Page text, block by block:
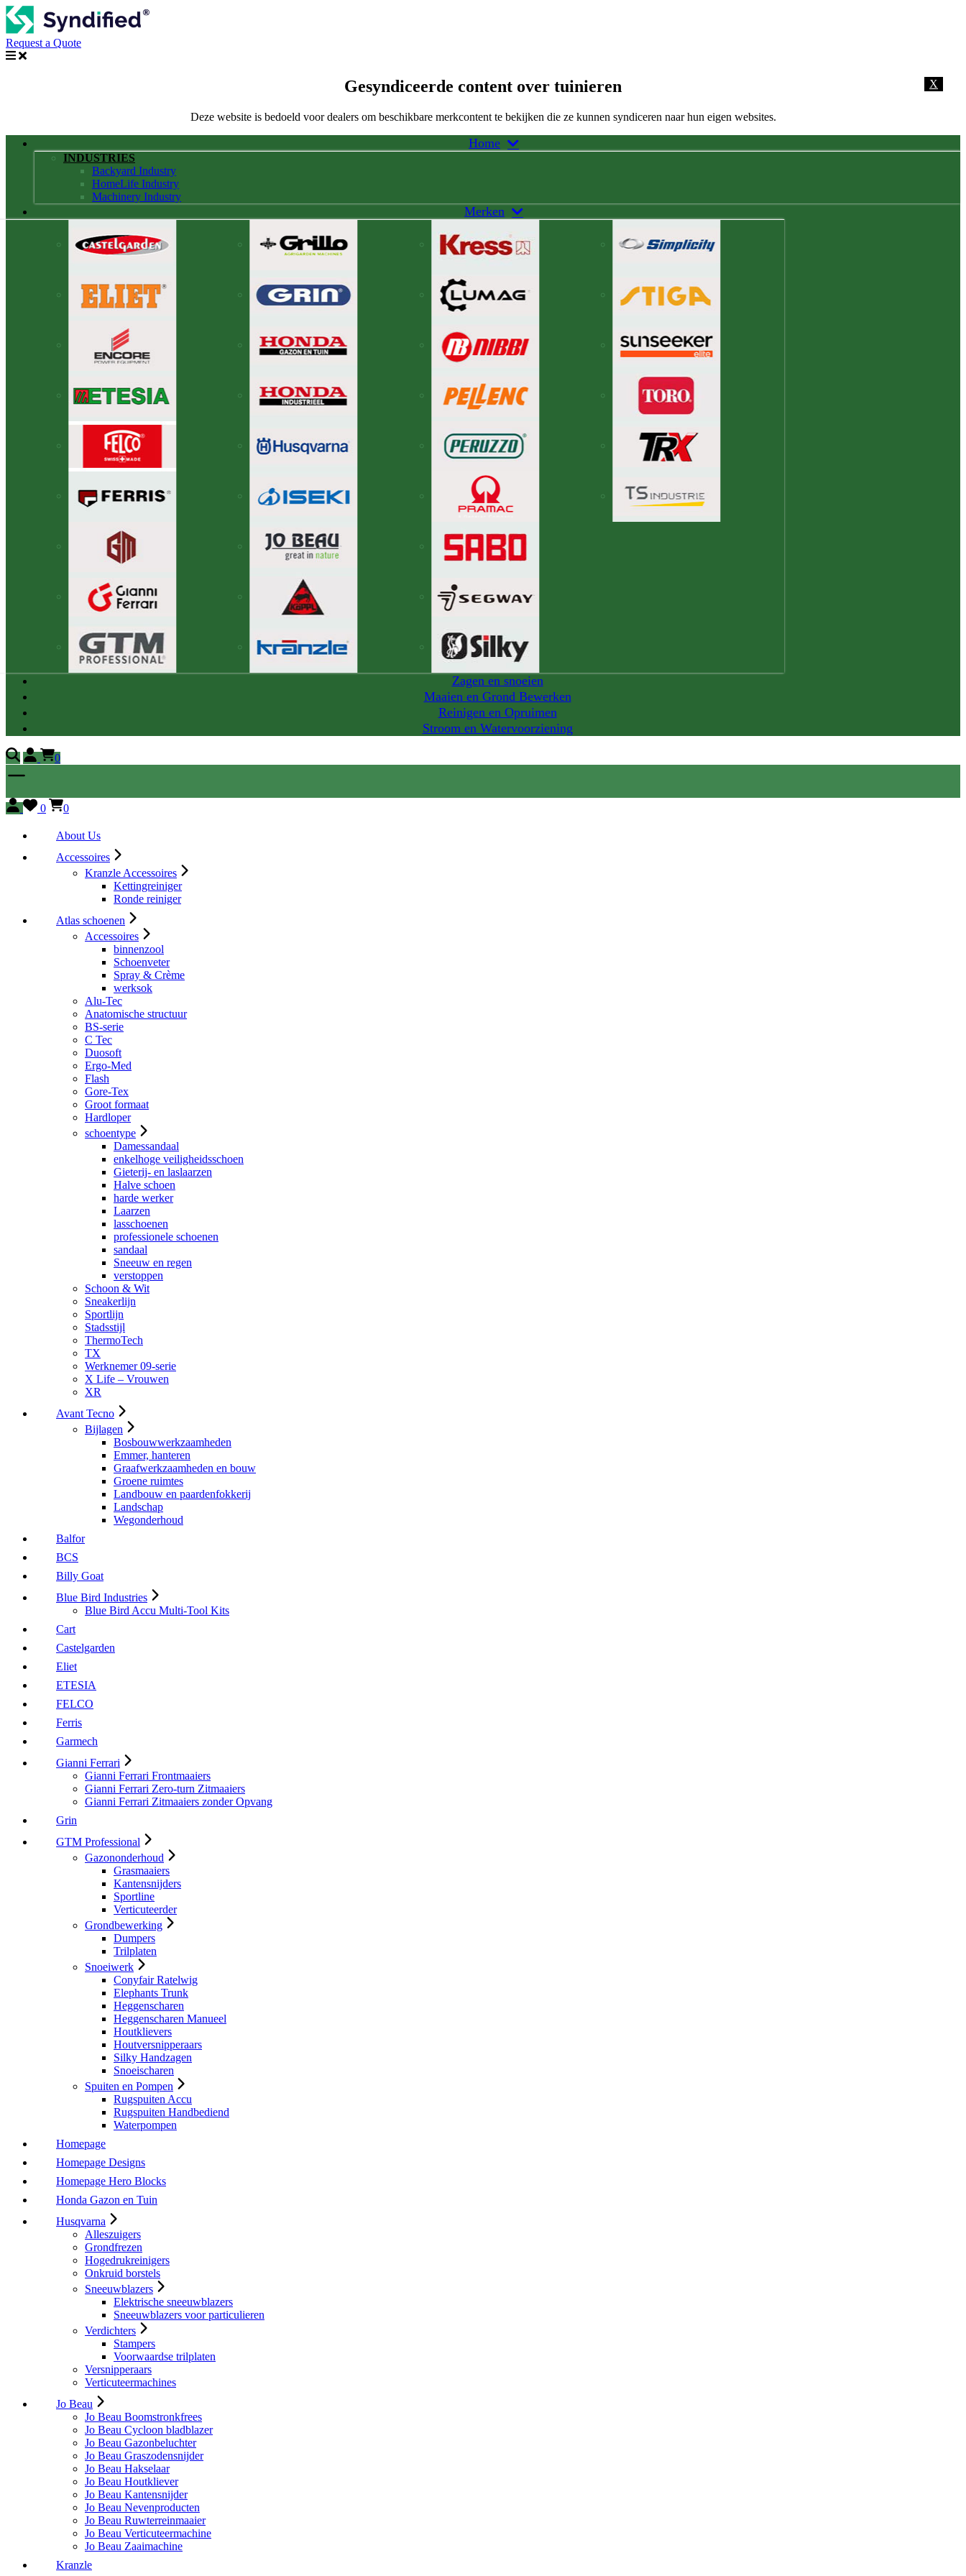
Request a Quote
X
Gesyndiceerde content over tuinieren
Deze website is bedoeld voor dealers om beschikbare merkcontent te bekijken die ze kunnen syndiceren naar hun eigen websites.
Home
INDUSTRIES
Backyard Industry
HomeLife Industry
Machinery Industry
Merken
Zagen en snoeien
Maaien en Grond Bewerken
Reinigen en Opruimen
Stroom en Watervoorziening
0
0 0
About Us
Accessoires
Kranzle Accessoires
Kettingreiniger
Ronde reiniger
Atlas schoenen
Accessoires
binnenzool
Schoenveter
Spray & Crème
werksok
Alu-Tec
Anatomische structuur
BS-serie
C Tec
Duosoft
Ergo-Med
Flash
Gore-Tex
Groot formaat
Hardloper
schoentype
Damessandaal
enkelhoge veiligheidsschoen
Gieterij- en laslaarzen
Halve schoen
harde werker
Laarzen
lasschoenen
professionele schoenen
sandaal
Sneeuw en regen
verstoppen
Schoon & Wit
Sneakerlijn
Sportlijn
Stadsstijl
ThermoTech
TX
Werknemer 09-serie
X Life – Vrouwen
XR
Avant Tecno
Bijlagen
Bosbouwwerkzaamheden
Emmer, hanteren
Graafwerkzaamheden en bouw
Groene ruimtes
Landbouw en paardenfokkerij
Landschap
Wegonderhoud
Balfor
BCS
Billy Goat
Blue Bird Industries
Blue Bird Accu Multi-Tool Kits
Cart
Castelgarden
Eliet
ETESIA
FELCO
Ferris
Garmech
Gianni Ferrari
Gianni Ferrari Frontmaaiers
Gianni Ferrari Zero-turn Zitmaaiers
Gianni Ferrari Zitmaaiers zonder Opvang
Grin
GTM Professional
Gazononderhoud
Grasmaaiers
Kantensnijders
Sportline
Verticuteerder
Grondbewerking
Dumpers
Trilplaten
Snoeiwerk
Conyfair Ratelwig
Elephants Trunk
Heggenscharen
Heggenscharen Manueel
Houtklievers
Houtversnipperaars
Silky Handzagen
Snoeischaren
Spuiten en Pompen
Rugspuiten Accu
Rugspuiten Handbediend
Waterpompen
Homepage
Homepage Designs
Homepage Hero Blocks
Honda Gazon en Tuin
Husqvarna
Alleszuigers
Grondfrezen
Hogedrukreinigers
Onkruid borstels
Sneeuwblazers
Elektrische sneeuwblazers
Sneeuwblazers voor particulieren
Verdichters
Stampers
Voorwaardse trilplaten
Versnipperaars
Verticuteermachines
Jo Beau
Jo Beau Boomstronkfrees
Jo Beau Cycloon bladblazer
Jo Beau Gazonbeluchter
Jo Beau Graszodensnijder
Jo Beau Hakselaar
Jo Beau Houtkliever
Jo Beau Kantensnijder
Jo Beau Nevenproducten
Jo Beau Ruwterreinmaaier
Jo Beau Verticuteermachine
Jo Beau Zaaimachine
Kranzle